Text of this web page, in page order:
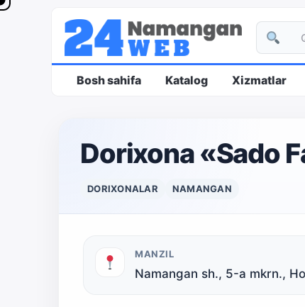
Bosh sahifa Katalog Xizmatlar
Dorixona «Sado
DORIXONALAR NAMANGAN
MANZIL
Namangan sh., 5-а mkrn.,